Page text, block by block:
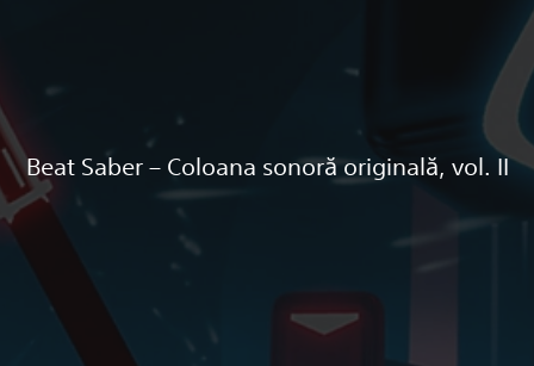
Beat Saber – Coloana sonoră originală, vol. II